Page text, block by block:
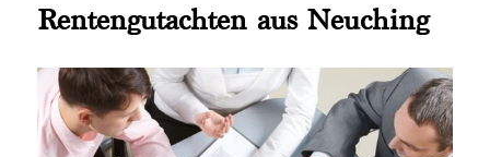
Rentengutachten aus Neuching